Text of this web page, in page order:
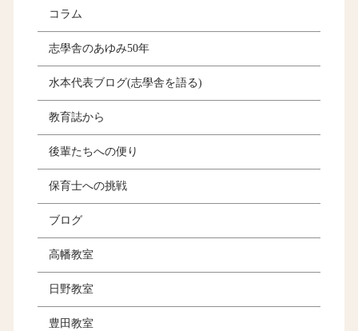
コラム
志學舎のあゆみ50年
水本代表ブログ(志學舎を語る)
教育誌から
後輩たちへの便り
保育士への挑戦
ブログ
高幡教室
日野教室
豊田教室